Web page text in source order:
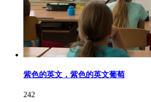
紫色的英文，紫色的英文葡萄
242